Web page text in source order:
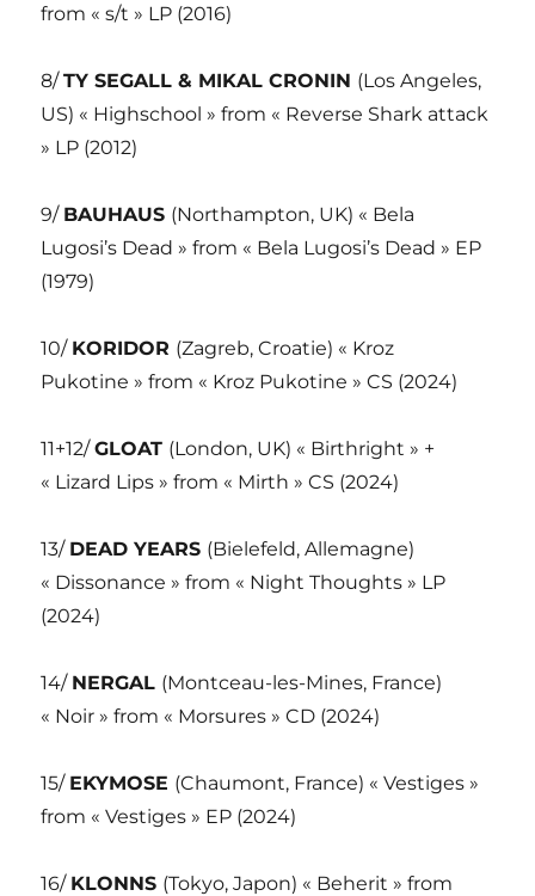
from « s/t » LP (2016)
8/TY SEGALL & MIKAL CRONIN (Los Angeles,
US) « Highschool » from « Reverse Shark attack
» LP (2012)
9/ BAUHAUS (Northampton, UK) « Bela
Lugosi’s Dead » from « Bela Lugosi’s Dead » EP
(1979)
10/ KORIDOR (Zagreb, Croatie) « Kroz
Pukotine » from « Kroz Pukotine » CS (2024)
11+12/GLOAT (London, UK) « Birthright » +
« Lizard Lips » from « Mirth » CS (2024)
13/ DEAD YEARS (Bielefeld, Allemagne)
« Dissonance » from « Night Thoughts » LP
(2024)
14/ NERGAL (Montceau-les-Mines, France)
« Noir » from « Morsures » CD (2024)
15/ EKYMOSE (Chaumont, France) « Vestiges »
from « Vestiges » EP (2024)
16/ KLONNS (Tokyo, Japon) « Beherit » from